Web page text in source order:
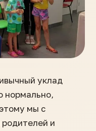
уклад
нормально,
мы с
и